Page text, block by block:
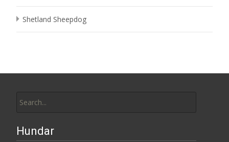
Shetland Sheepdog
for:
Hundar